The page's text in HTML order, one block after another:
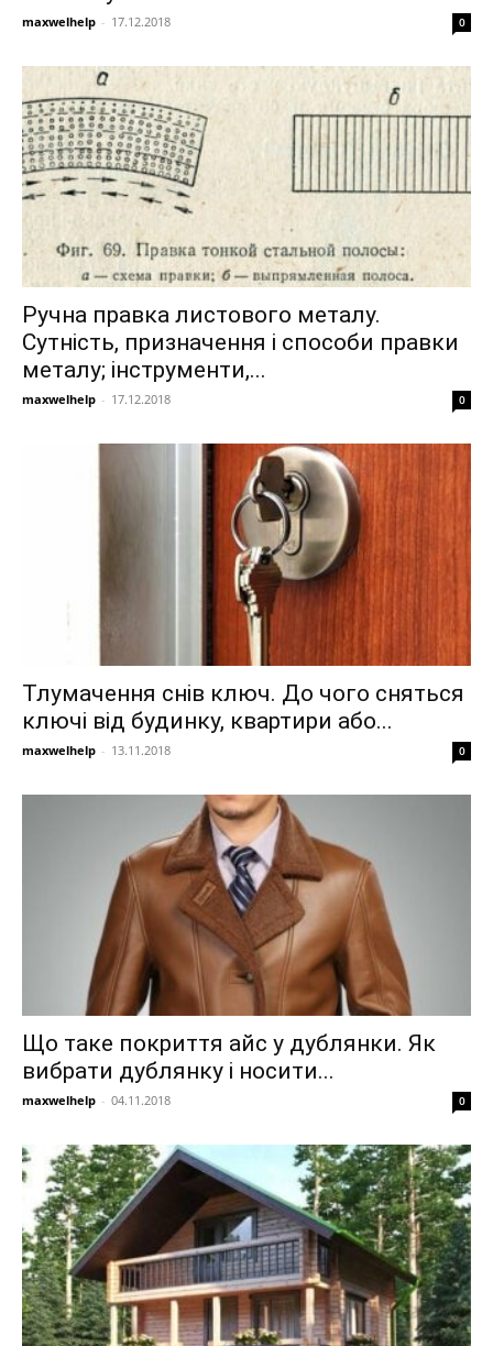
maxwelhelp - 17.12.2018 0
Ручна правка листового металу.
Сутність, призначення і способи правки
металу; інструменти,...
maxwelhelp - 17.12.2018 0
Тлумачення снів ключ. До чого сняться
ключі від будинку, квартири або...
maxwelhelp - 13.11.2018 0
Що таке покриття айс у дублянки. Як
вибрати дублянку і носити...
maxwelhelp - 04.11.2018 0